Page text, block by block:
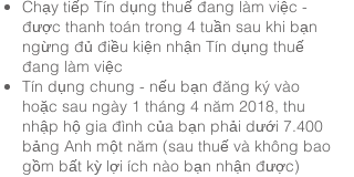
Chạy tiếp Tín dụng thuế đang làm việc -
được thanh toán trong 4 tuần sau khi bạn
ngừng đủ điều kiện nhận Tín dụng thuế
đang làm việc
Tín dụng chung - nếu bạn đăng ký vào
hoặc sau ngày 1 tháng 4 năm 2018, thu
nhập hộ gia đình của bạn phải dưới 7.400
bảng Anh một năm (sau thuế và không bao
gồm bất kỳ lợi ích nào bạn nhận được)